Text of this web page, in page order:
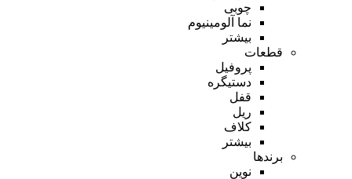
چوبی
نما آلومینیوم
بیشتر
قطعات
پروفیل
دستیگره
قفل
ریل
کلاف
بیشتر
برندها
نوین